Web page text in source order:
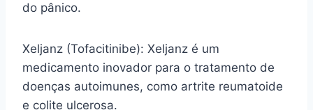
do pânico.
Xeljanz (Tofacitinibe): Xeljanz é um
medicamento inovador para o tratamento de
doenças autoimunes, como artrite reumatoide
e colite ulcerosa.